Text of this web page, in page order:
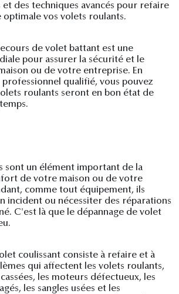
des techniques avancés pour refaire
vos volets roulants.
de volet battant est une
pour assurer la sécurité et le
ou de votre entreprise. En
professionnel qualifié, vous pouvez
roulants seront en bon état de
sont un élément important de la
de votre maison ou de votre
comme tout équipement, ils
incident ou nécessiter des réparations
C'est là que le dépannage de volet
coulissant consiste à refaire et à
qui affectent les volets roulants,
les moteurs défectueux, les
les sangles usées et les